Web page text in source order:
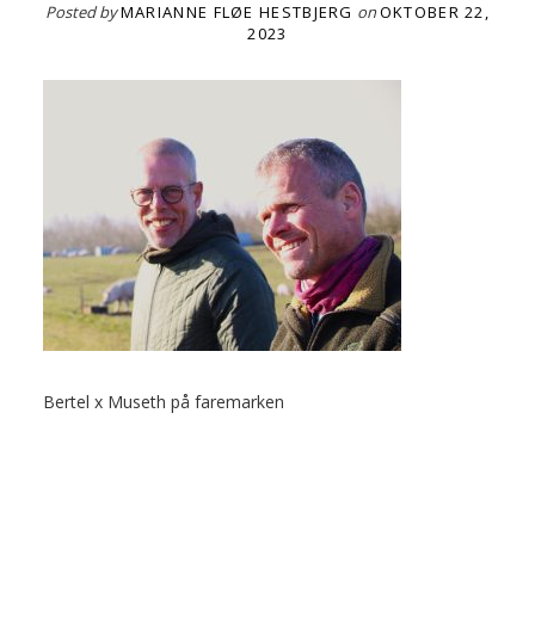
Posted byMARIANNE FLØE HESTBJERG onOKTOBER 22,
2023
Bertel x Museth på faremarken